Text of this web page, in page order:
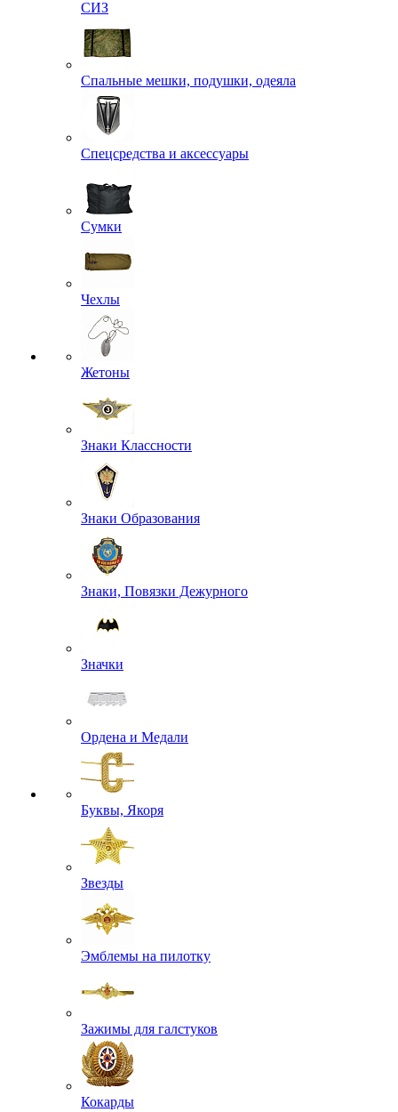
СИЗ
Спальные мешки, подушки, одеяла
Спецсредства и аксессуары
Сумки
Чехлы
Жетоны
Знаки Классности
Знаки Образования
Знаки, Повязки Дежурного
Значки
Ордена и Медали
Буквы, Якоря
Звезды
Эмблемы на пилотку
Зажимы для галстуков
Кокарды